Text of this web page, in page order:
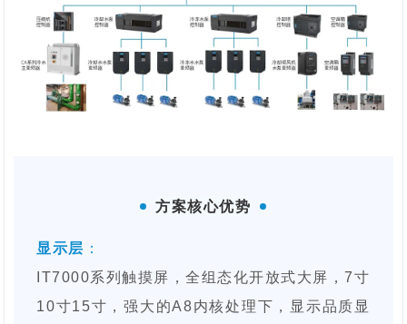
方案核心优势
难
显示层 ：
IT7000系列触摸屏，全组态化开放式大屏，7寸
10寸15寸，强大的A8内核处理下，显示品质显